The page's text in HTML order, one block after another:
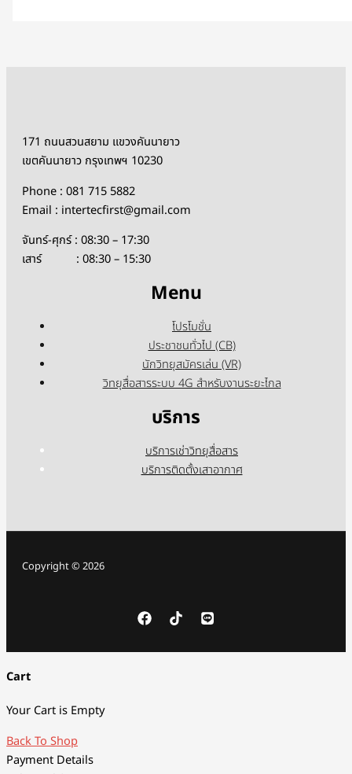
171 ถนนสวนสยาม แขวงคันนายาว
เขตคันนายาว กรุงเทพฯ 10230
Phone : 081 715 5882
Email : intertecfirst@gmail.com
จันทร์-ศุกร์ : 08:30 – 17:30
เสาร์ : 08:30 – 15:30
Menu
โปรโมชั่น
ประชาชนทั่วไป (CB)
นักวิทยุสมัครเล่น (VR)
วิทยุสื่อสารระบบ 4G สำหรับงานระยะไกล
บริการ
บริการเช่าวิทยุสื่อสาร
บริการติดตั้งเสาอากาศ
Copyright © 2026
Cart
Your Cart is Empty
Back To Shop
Payment Details